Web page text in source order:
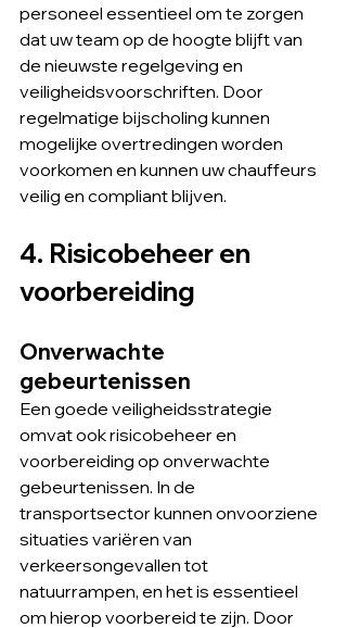
personeel essentieel om te zorgen
dat uw team op de hoogte blijft van
de nieuwste regelgeving en
veiligheidsvoorschriften. Door
regelmatige bijscholing kunnen
mogelijke overtredingen worden
voorkomen en kunnen uw chauffeurs
veilig en compliant blijven.
4. Risicobeheer en
voorbereiding
Onverwachte
gebeurtenissen
Een goede veiligheidsstrategie
omvat ook risicobeheer en
voorbereiding op onverwachte
gebeurtenissen. In de
transportsector kunnen onvoorziene
situaties variëren van
verkeersongevallen tot
natuurrampen, en het is essentieel
om hierop voorbereid te zijn. Door